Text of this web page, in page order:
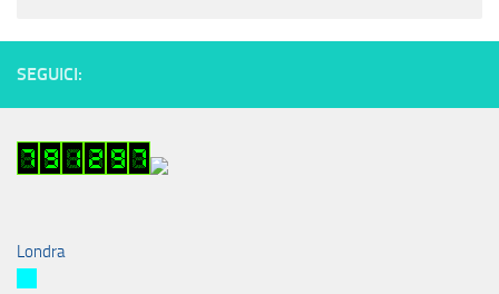
SEGUICI:
Londra